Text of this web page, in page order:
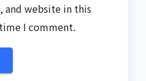
and website in this
I comment.